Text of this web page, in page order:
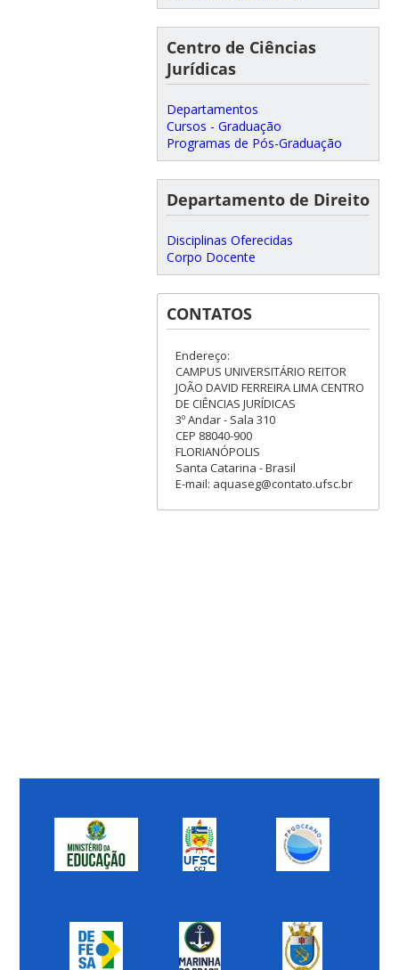
Centro de Ciências
Jurídicas
Departamentos
Cursos - Graduação
Programas de Pós-Graduação
Departamento de Direito
Disciplinas Oferecidas
Corpo Docente
CONTATOS
Endereço:
CAMPUS UNIVERSITÁRIO REITOR
JOÃO DAVID FERREIRA LIMA CENTRO
DE CIÊNCIAS JURÍDICAS
3º Andar - Sala 310
CEP 88040-900
FLORIANÓPOLIS
Santa Catarina - Brasil
E-mail: aquaseg@contato.ufsc.br